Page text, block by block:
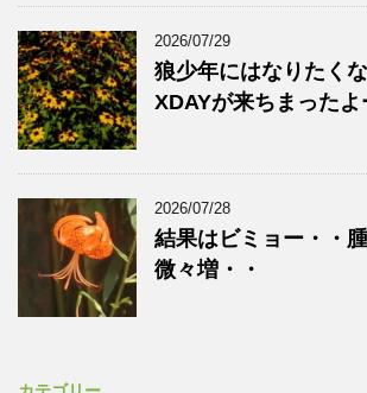
2026/07/29
狼少年にはなりたく
XDAYが来ちまったよ
2026/07/28
結果はビミョー・・
微々増・・